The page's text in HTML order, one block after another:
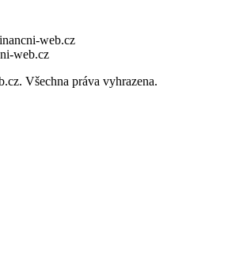
web.cz
web.cz
Všechna práva vyhrazena.